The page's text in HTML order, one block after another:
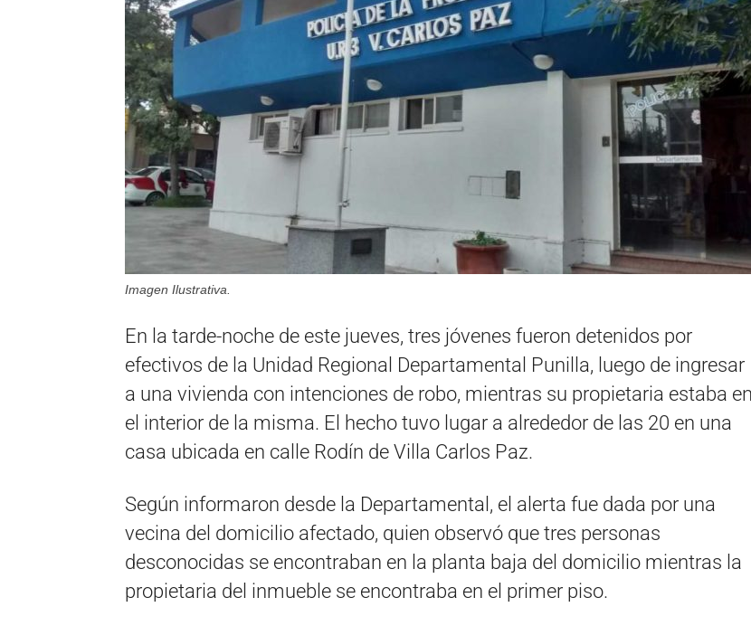
Imagen Ilustrativa.
En la tarde-noche de este jueves, tres jóvenes fueron detenidos por
efectivos de la Unidad Regional Departamental Punilla, luego de ingresar
a una vivienda con intenciones de robo, mientras su propietaria estaba en
el interior de la misma. El hecho tuvo lugar a alrededor de las 20 en una
casa ubicada en calle Rodín de Villa Carlos Paz.
Según informaron desde la Departamental, el alerta fue dada por una
vecina del domicilio afectado, quien observó que tres personas
desconocidas se encontraban en la planta baja del domicilio mientras la
propietaria del inmueble se encontraba en el primer piso.